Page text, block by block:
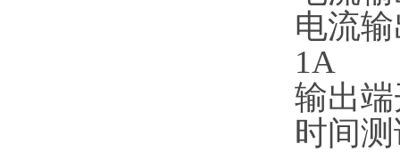
电流
1A
输出
时间